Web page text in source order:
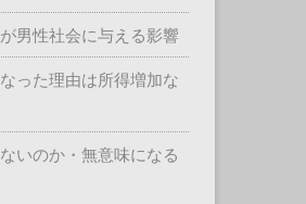
男性社会に与える影響
った理由は所得増加な
いのか・無意味になる